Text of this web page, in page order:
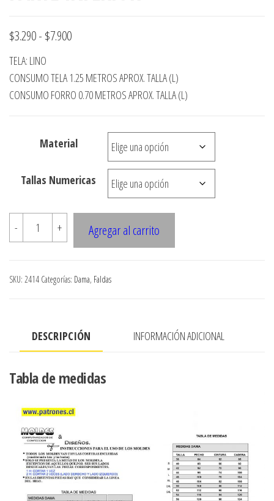
$3.290- $7.900Rango
precios:
desde
hasta
TELA: LINO
CONSUMO TELA 1.25 METROS APROX. TALLA (L)
CONSUMO FORRO 0.70 METROS APROX. TALLA (L)
Material
Tallas Numericas
-
2414
FALDA
1
INFERIOR
+ Agregar al carrito
SKU: 2414 Categorías: Dama, Faldas
DESCRIPCIÓN INFORMACIÓN ADICIONAL
Tabla de medidas